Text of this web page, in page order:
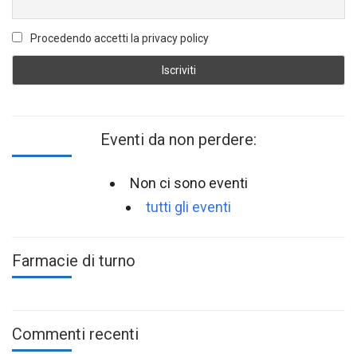
Procedendo accetti la privacy policy
Eventi da non perdere:
Non ci sono eventi
tutti gli eventi
Farmacie di turno
Commenti recenti